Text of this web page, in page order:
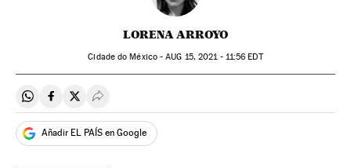
LORENA ARROYO
Cidade do México -AUG 15, 2021 - 11:56 EDT
Compartir en Whatsapp
Compartir en Facebook
Compartir en Twitter
Desplegar Redes Sociales
Añadir EL PAÍS en Google